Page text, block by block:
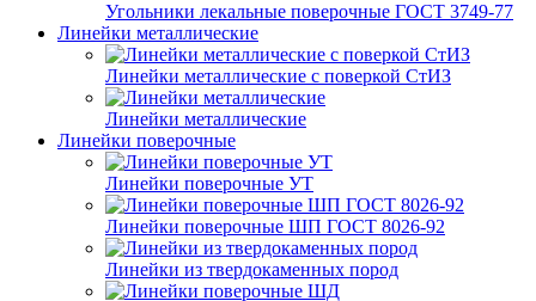
Угольники лекальные поверочные ГОСТ 3749-77
Линейки металлические
Линейки металлические с поверкой СтИЗ
Линейки металлические
Линейки поверочные
Линейки поверочные УТ
Линейки поверочные ШП ГОСТ 8026-92
Линейки из твердокаменных пород